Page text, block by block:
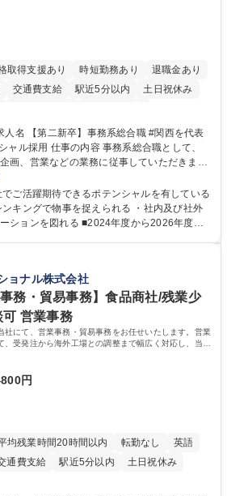
取得支援あり 時短勤務あり
退職金あり
交通費支給 駅近5分以内
土日祝休み
系総合職として、
画、営業などの業務に従事していただきま
属事業部の勤労業務 ■海外に関係する各種業
リアパス】入社後の配属
頂いた後、本人の適性及び将来のキャリアを
を行います。 【育成】OJTでの現場育成や研
シャル採用
ご活躍期待できるポテンシャルを有している
キングで物事を捉えられる ・社内及び社外
■2024年度から2026年度ま
ティの不安定化や気候変動による自然災害の
社会課題解決の重要性が高まっています。
て持続可能な社会の実現に貢献してまいりま
院 大学 語学力： 資格：
ョナル株式会社
務・貿易事務】食品商社/残業少
営業事務
社にて、営業事務・貿易事務をお任せいたします。営業
受発注から海外工場との調整まで幅広く対応し、当社
円
均残業時間20時間以内 転勤なし
英語
通費支給 駅近5分以内 土日祝休み